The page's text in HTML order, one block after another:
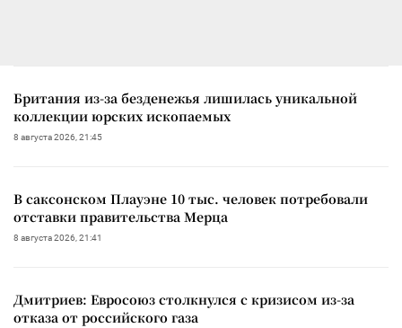
Британия из-за безденежья лишилась уникальной
коллекции юрских ископаемых
8 августа 2026, 21:45
В саксонском Плауэне 10 тыс. человек потребовали
отставки правительства Мерца
8 августа 2026, 21:41
Дмитриев: Евросоюз столкнулся с кризисом из-за
отказа от российского газа